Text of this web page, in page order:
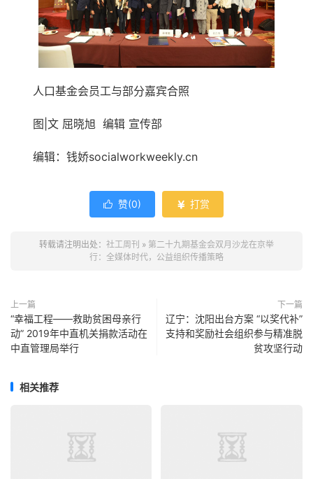
人口基金会员工与部分嘉宾合照
图|文 屈晓旭 编辑 宣传部
编辑：钱娇socialworkweekly.cn
 赞(0)  打赏
转载请注明出处： 社工周刊 » 第二十九期基金会双月沙龙在京举
行：全媒体时代，公益组织传播策略
上一篇
“幸福工程——救助贫困母亲行
动” 2019年中直机关捐款活动在
中直管理局举行
下一篇
辽宁：沈阳出台方案 “以奖代补”
支持和奖励社会组织参与精准脱
贫攻坚行动
相关推荐